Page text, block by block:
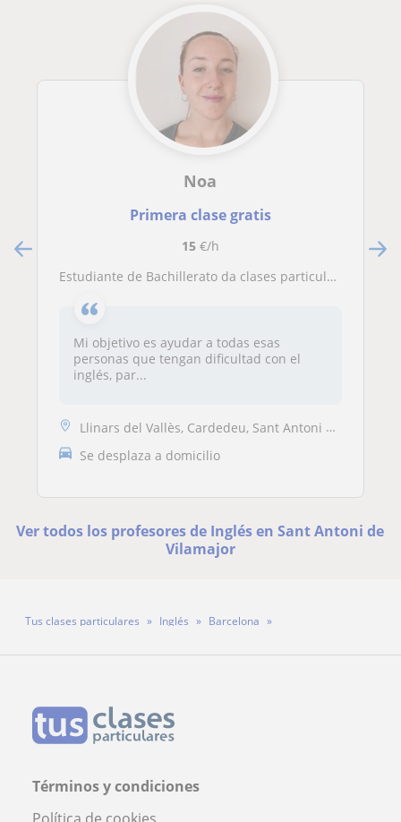
Noa
Primera clase gratis
15€/h
Estudiante de Bachillerato da clases particulares de inglés - máximo nivel B2
Mi objetivo es ayudar a todas esas
personas que tengan dificultad con el
inglés, par...
Llinars del Vallès, Cardedeu, Sant Antoni de Vilamajor, Granollers, Sa...
Se desplaza a domicilio
Ver todos los profesores de Inglés en Sant Antoni de
Vilamajor
Tus clases particulares Inglés
Barcelona
Términos y condiciones
Política de cookies